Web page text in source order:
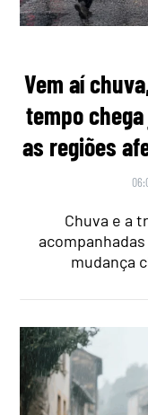
Vem aí
tempo
as regiões
Chuva e a
mudança